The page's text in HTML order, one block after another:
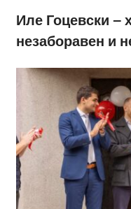
Иле Гоцевски –
незаборавен и